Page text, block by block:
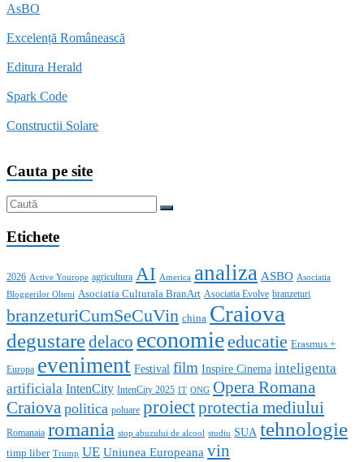
AsBO
Excelență Românească
Editura Herald
Spark Code
Constructii Solare
Cauta pe site
Etichete
2026 Active Yourope agricultura AI America analiza ASBO Asociatia
Bloggerilor Olteni Asociatia Culturala BranArt Asociatia Evolve branzeturi
branzeturiCumSeCuVin china Craiova
degustaredelaco economieeducatie Erasmus +
Europa eveniment Festival film Inspire Cinema inteligenta
artificiala IntenCity IntenCity 2025 IT ONG Opera Romana
Craiova politica poluare proiectprotectia mediului
Romanaia romania stop abuzului de alcool studiu SUA tehnologie
timp liber Trump UE Uniunea Europeana vin